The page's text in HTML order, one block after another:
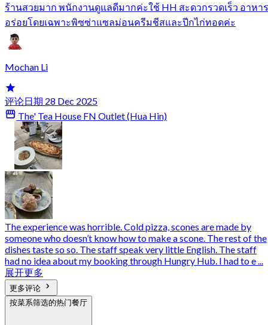
ร้านสวยมาก พนักงานดูแลดีมากค่ะใช้ HH สะดวกรวดเร็ว อาหาร
อร่อยโดยเฉพาะพิซซ่าแซลม่อนครีมชีสและปีกไก่ทอดค่ะ
Mochan Li
评论日期 28 Dec 2025
The' Tea House FN Outlet (Hua Hin)
The experience was horrible. Cold pizza, scones are made by
someone who doesn’t know how to make a scone. The rest of the
dishes taste so so. The staff speak very little English. The staff
had no idea about my booking through Hungry Hub. I had to e ...
展开更多
更多评论
按菜系筛选的热门餐厅